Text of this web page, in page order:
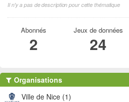
Il n'y a pas de description pour cette thématique
Abonnés
2
Jeux de données
24
Organisations
Ville de Nice (1)